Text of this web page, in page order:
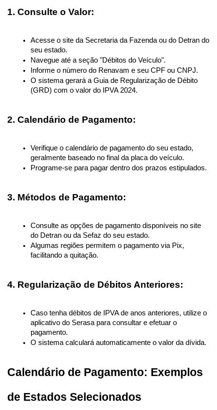
1. Consulte o Valor:
Acesse o site da Secretaria da Fazenda ou do Detran do
seu estado.
Navegue até a seção "Débitos do Veículo".
Informe o número do Renavam e seu CPF ou CNPJ.
O sistema gerará a Guia de Regularização de Débito
(GRD) com o valor do IPVA 2024.
2. Calendário de Pagamento:
Verifique o calendário de pagamento do seu estado,
geralmente baseado no final da placa do veículo.
Programe-se para pagar dentro dos prazos estipulados.
3. Métodos de Pagamento:
Consulte as opções de pagamento disponíveis no site
do Detran ou da Sefaz do seu estado.
Algumas regiões permitem o pagamento via Pix,
facilitando a quitação.
4. Regularização de Débitos Anteriores:
Caso tenha débitos de IPVA de anos anteriores, utilize o
aplicativo do Serasa para consultar e efetuar o
pagamento.
O sistema calculará automaticamente o valor da dívida.
Calendário de Pagamento: Exemplos
de Estados Selecionados